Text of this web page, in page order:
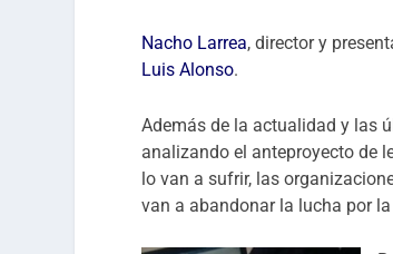
Nacho Larrea, director y
Luis Alonso.
Además de la actualidad y las
analizando el anteproyecto de
lo van a sufrir, las
van a abandonar la lucha por